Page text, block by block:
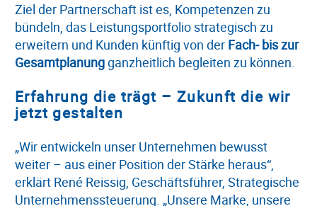
Ziel der Partnerschaft ist es, Kompetenzen zu
bündeln, das Leistungsportfolio strategisch zu
erweitern und Kunden künftig von der Fach‑ bis zur
Gesamtplanungganzheitlich begleiten zu können.
Erfahrung die trägt – Zukunft die wir
jetzt gestalten
„Wir entwickeln unser Unternehmen bewusst
weiter – aus einer Position der Stärke heraus“,
erklärt René Reissig, Geschäftsführer, Strategische
Unternehmenssteuerung. „Unsere Marke, unsere